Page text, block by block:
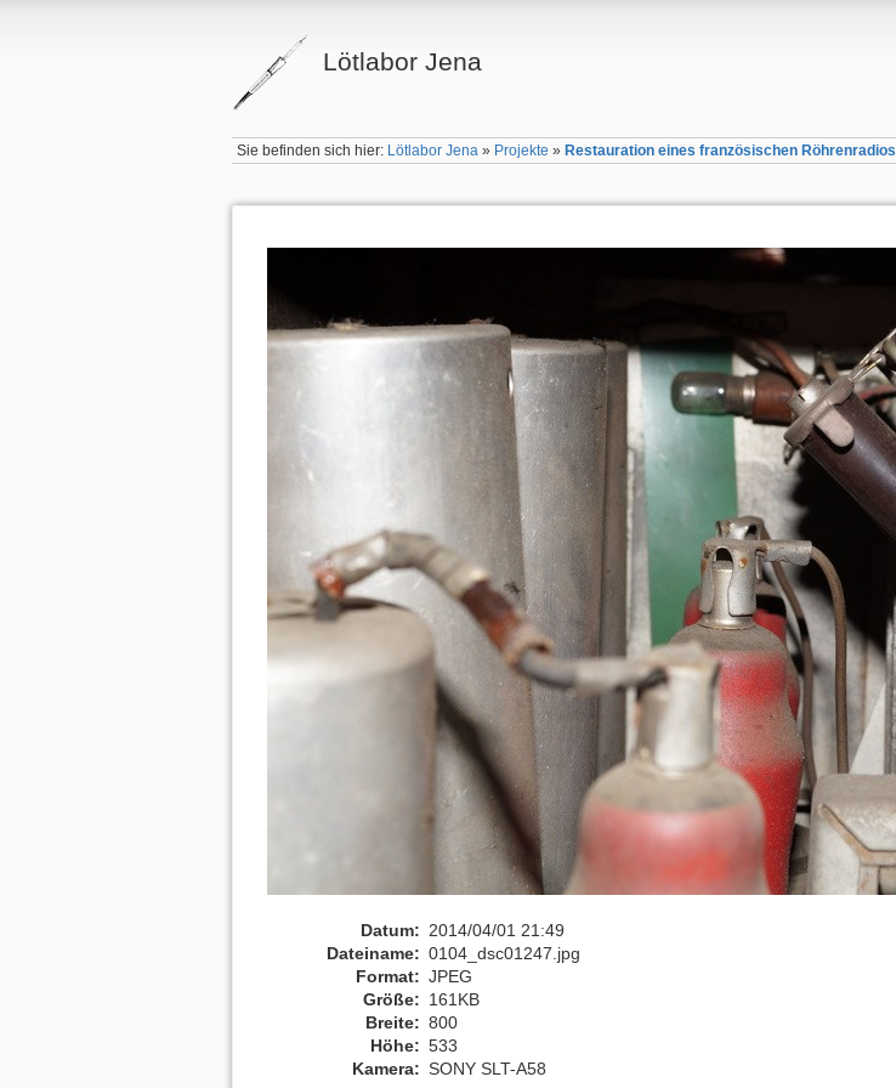
Lötlabor Jena
Sie befinden sich hier: Lötlabor Jena » Projekte » Restauration eines französischen Röhrenradios
Datum: 2014/04/01 21:49
Dateiname: 0104_dsc01247.jpg
Format: JPEG
Größe: 161KB
Breite: 800
Höhe: 533
Kamera: SONY SLT-A58